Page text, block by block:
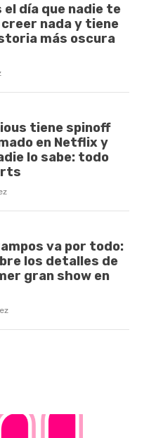
el día que nadie te
creer nada y tiene
más oscura
tiene spinoff
en Netflix y
lo sabe: todo
va por todo:
los detalles de
gran show en